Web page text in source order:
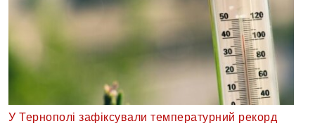
У Тернополі зафіксували температурний рекорд